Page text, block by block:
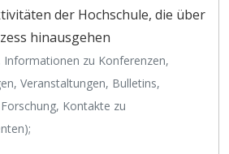
der Hochschule, die über
hinausgehen
Informationen zu Konferenzen,
Veranstaltungen, Bulletins,
Kontakte zu